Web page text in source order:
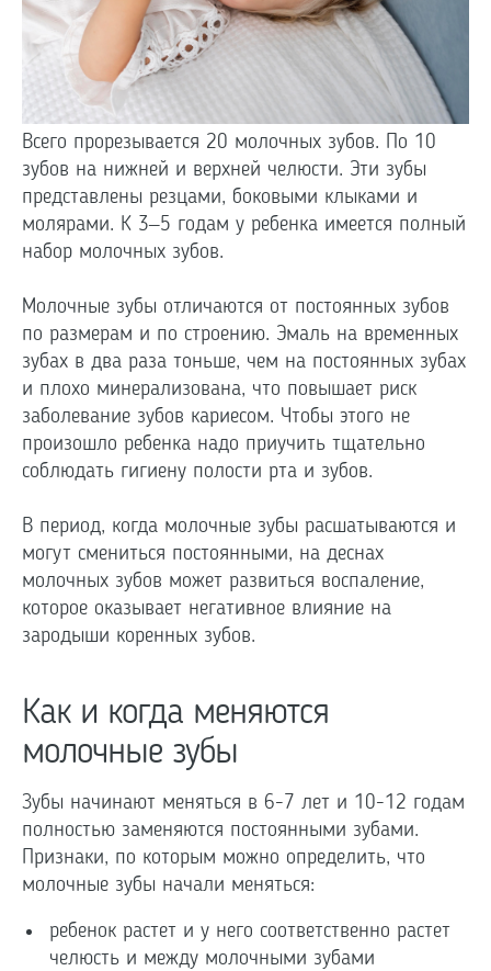
Всего прорезывается 20 молочных зубов. По 10
зубов на нижней и верхней челюсти. Эти зубы
представлены резцами, боковыми клыками и
молярами. К 3–5 годам у ребенка имеется полный
набор молочных зубов.
Молочные зубы отличаются от постоянных зубов
по размерам и по строению. Эмаль на временных
зубах в два раза тоньше, чем на постоянных зубах
и плохо минерализована, что повышает риск
заболевание зубов кариесом. Чтобы этого не
произошло ребенка надо приучить тщательно
соблюдать гигиену полости рта и зубов.
В период, когда молочные зубы расшатываются и
могут смениться постоянными, на деснах
молочных зубов может развиться воспаление,
которое оказывает негативное влияние на
зародыши коренных зубов.
Как и когда меняются
молочные зубы
Зубы начинают меняться в 6-7 лет и 10-12 годам
полностью заменяются постоянными зубами.
Признаки, по которым можно определить, что
молочные зубы начали меняться:
ребенок растет и у него соответственно растет
челюсть и между молочными зубами